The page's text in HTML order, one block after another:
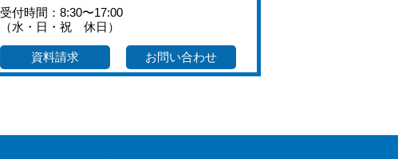
受付時間：8:30〜17:00
（水・日・祝 休日）
資料請求 お問い合わせ